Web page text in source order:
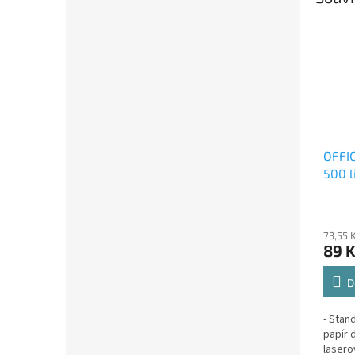
500
73,55
89
-
papír